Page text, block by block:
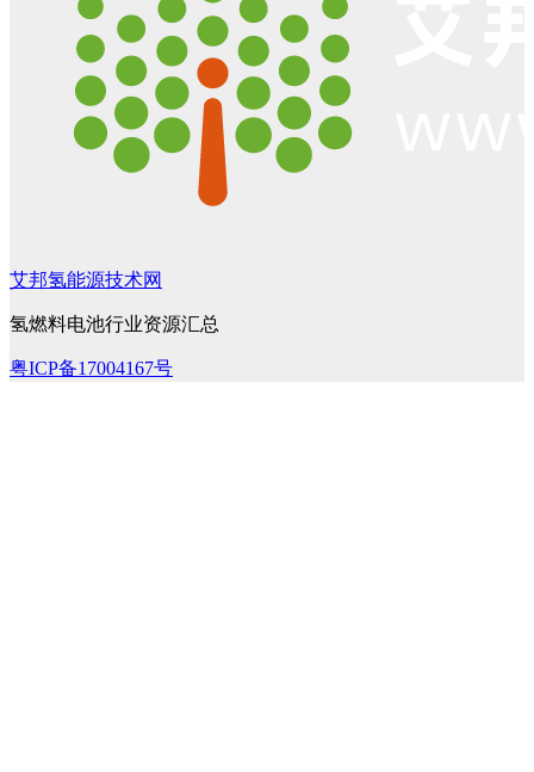
艾邦氢能源技术网
氢燃料电池行业资源汇总
粤ICP备17004167号